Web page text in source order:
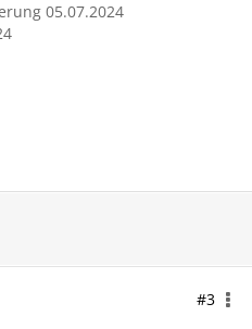
05.07.2024
#3